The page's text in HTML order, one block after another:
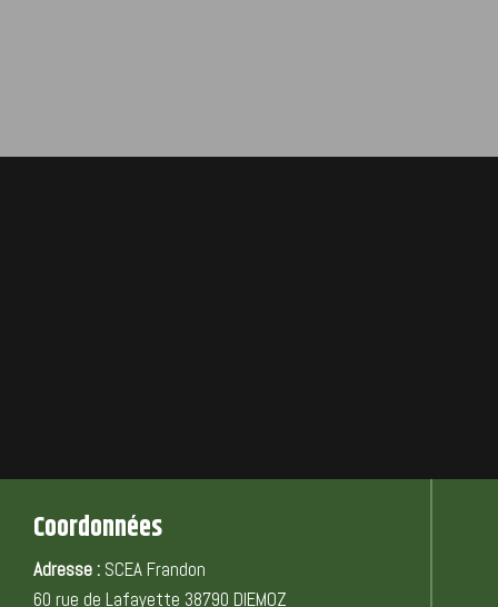
Coordonnées
Adresse : SCEA Frandon
60 rue de Lafayette 38790 DIEMOZ